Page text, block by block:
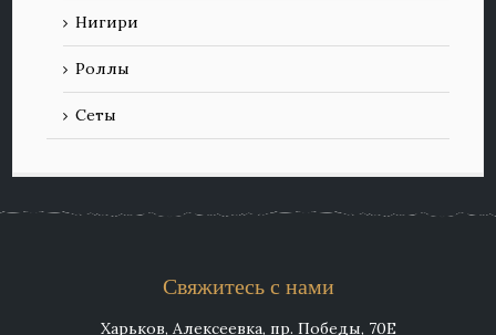
Нигири
Роллы
Сеты
Свяжитесь с нами
Харьков, Алексеевка, пр. Победы, 70Е